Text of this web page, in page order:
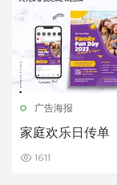
广告海报
家庭欢乐日传单
1611